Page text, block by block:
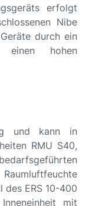
erfolgt
Nibe
durch ein
einen hohen
und kann in
RMU S40,
ERS 10-400
mit